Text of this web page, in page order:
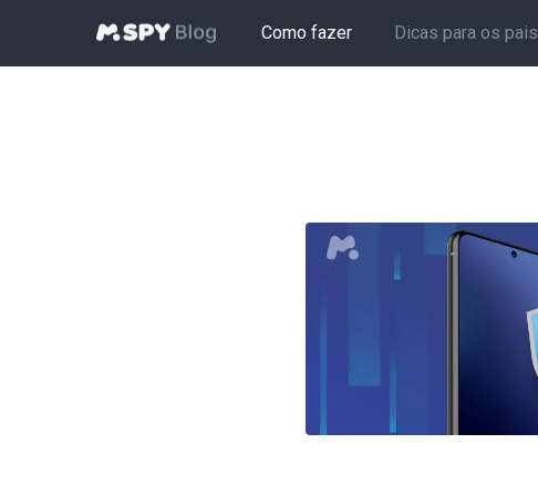
Como fazer Dicas para os pais